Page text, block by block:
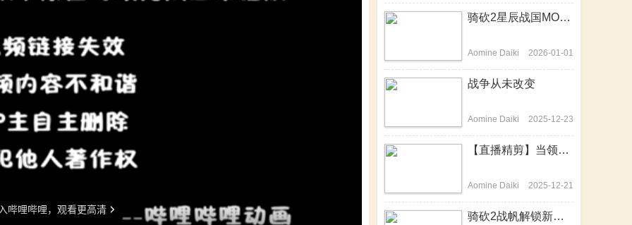
骑砍2星辰战国MOD-开篇历史背景介绍动画来啦！
Aomine Daiki 2026-01-01
战争从未改变
Aomine Daiki 2025-12-23
【直播精剪】当领主不易，站站在哭泣
Aomine Daiki 2025-12-21
骑砍2战帆解锁新技能，隐身战场变杀神